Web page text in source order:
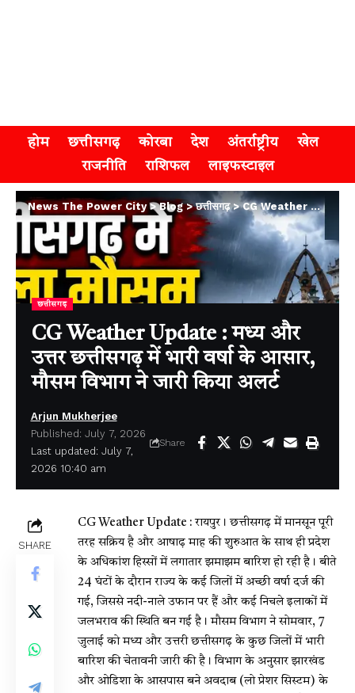
होम छत्तीसगढ़ कोरबा देश अंतर्राष्ट्रीय
खेल
राजनीति
राशिफल लाइफस्टाइल
News The Power City>Blog>छत्तीसगढ़>CG Weather Update : मध्य और उत्तर छत्तीसगढ़ में भारी वर्षा के आसार, मौसम विभाग ने जारी किया अलर्ट
छत्तीसगढ़
CG Weather Update : मध्य और
उत्तर छत्तीसगढ़ में भारी वर्षा के आसार,
मौसम विभाग ने जारी किया अलर्ट
Last updated: July 7,
2026 10:40 am
Arjun Mukherjee
Published: July 7, 2026
Share
SHARE
CG Weather Update : रायपुर। छत्तीसगढ़ में मानसून पूरी
तरह सक्रिय है और आषाढ़ माह की शुरुआत के साथ ही प्रदेश
के अधिकांश हिस्सों में लगातार झमाझम बारिश हो रही है। बीते
24 घंटों के दौरान राज्य के कई जिलों में अच्छी वर्षा दर्ज की
गई, जिससे नदी-नाले उफान पर हैं और कई निचले इलाकों में
जलभराव की स्थिति बन गई है। मौसम विभाग ने सोमवार, 7
जुलाई को मध्य और उत्तरी छत्तीसगढ़ के कुछ जिलों में भारी
बारिश की चेतावनी जारी की है। विभाग के अनुसार झारखंड
और ओडिशा के आसपास बने अवदाब (लो प्रेशर सिस्टम) के